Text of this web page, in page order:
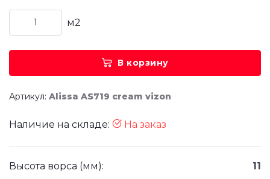
м2
В корзину
Артикул: Alissa AS719 cream vizon
Наличие на складе: На заказ
Высота ворса (мм):
11